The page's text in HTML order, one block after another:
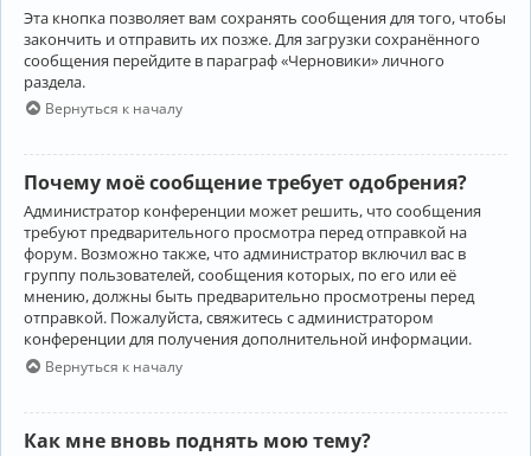
Эта кнопка позволяет вам сохранять сообщения для того, чтобы
закончить и отправить их позже. Для загрузки сохранённого
сообщения перейдите в параграф «Черновики» личного
раздела.
Вернуться к началу
Почему моё сообщение требует одобрения?
Администратор конференции может решить, что сообщения
требуют предварительного просмотра перед отправкой на
форум. Возможно также, что администратор включил вас в
группу пользователей, сообщения которых, по его или её
мнению, должны быть предварительно просмотрены перед
отправкой. Пожалуйста, свяжитесь с администратором
конференции для получения дополнительной информации.
Вернуться к началу
Как мне вновь поднять мою тему?